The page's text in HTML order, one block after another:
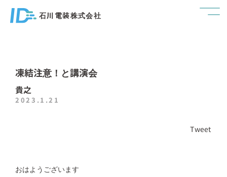
石川電装株式会社
凍結注意！と講演会
貴之
2023.1.21
Tweet
おはようございます